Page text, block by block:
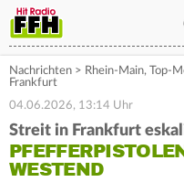
Nachrichten > Rhein-Main, Top-
Frankfurt
04.06.2026, 13:14 Uhr
Streit in Frankfurt
WESTEND